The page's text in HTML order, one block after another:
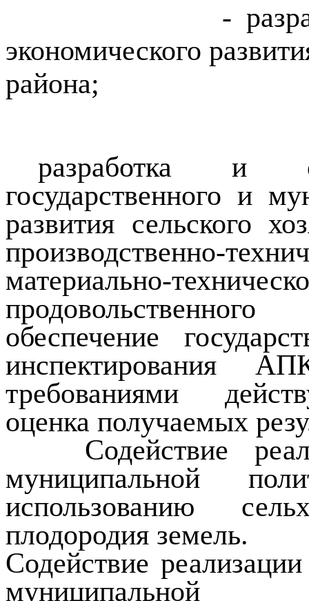
-
экономического
района;
разработка и
государственного и
развития сельского
производственно-
материально-
обеспечение
инспектирования
требованиями
оценка получаемых
Содействие
муниципальной
использованию
плодородия земель.
Содействие
муниципальной